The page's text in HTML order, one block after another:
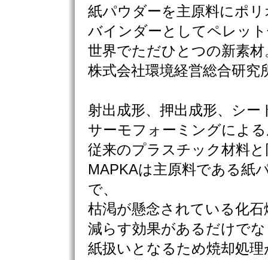
紙パウダーを主原料にポ
バインダーとしてペレッ
世界でただひとつの新素材
株式会社環境経営総合研
射出成形、押出成形、シー
サーモフォーミングによ
従来のプラスチック材料
MAPKAは主原料である紙
で、
枯渇が懸念されている化
減らす効果があるだけで
紙扱いとなるため焼却処理